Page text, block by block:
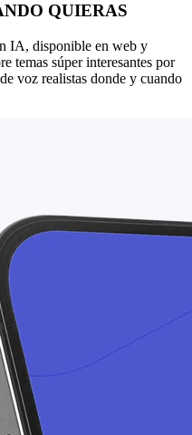
QUIERAS
IA, disponible en web y
temas súper interesantes por
voz realistas donde y cuando